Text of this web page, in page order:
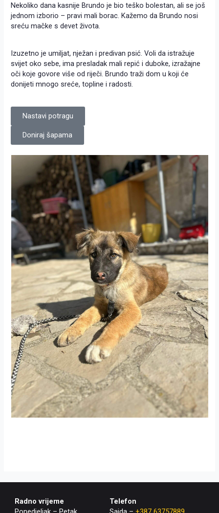
Nekoliko dana kasnije Brundo je bio teško bolestan, ali se još
jednom izborio – pravi mali borac. Kažemo da Brundo nosi
sreću mačke s devet života.
Izuzetno je umiljat, nježan i predivan psić. Voli da istražuje
svijet oko sebe, ima presladak mali repić i duboke, izražajne
oči koje govore više od riječi. Brundo traži dom u koji će
donijeti mnogo sreće, topline i radosti.
Nastavi potragu
Doniraj šapama
Radno vrijeme
Telefon